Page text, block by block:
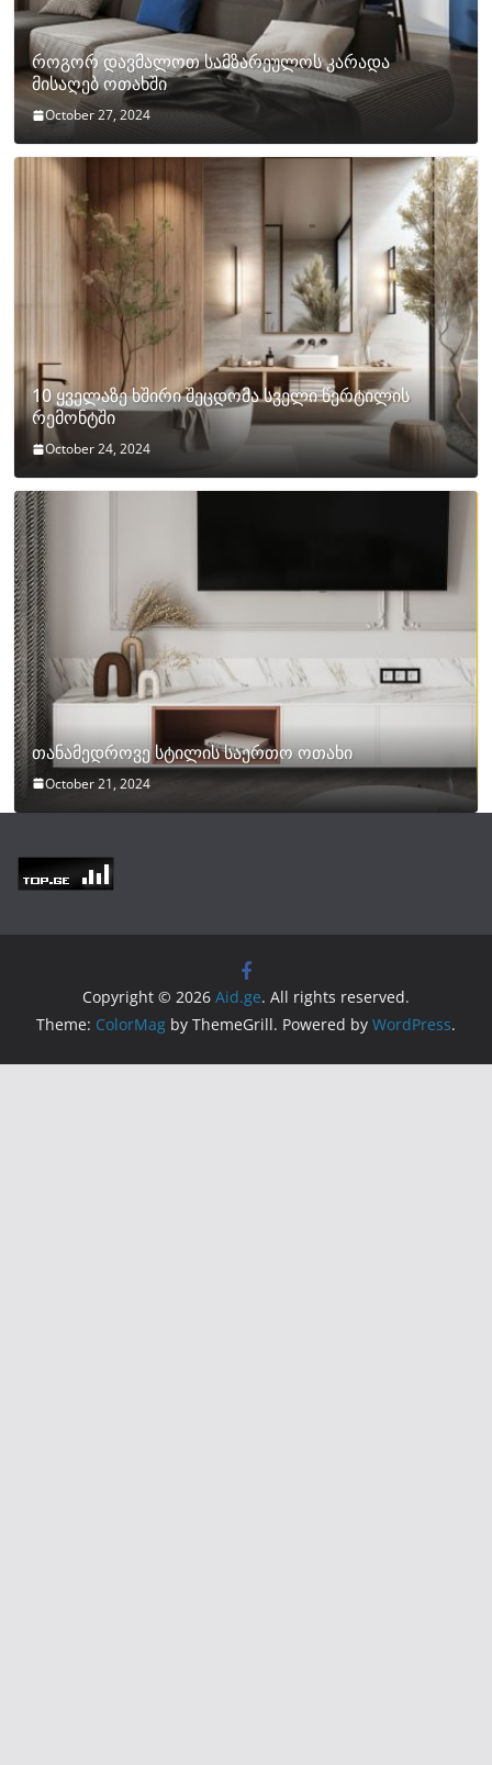
როგორ დავმალოთ სამზარეულოს კარადა
მისაღებ ოთახში
October 27, 2024
10 ყველაზე ხშირი შეცდომა სველი წერტილის
რემონტში
October 24, 2024
თანამედროვე სტილის საერთო ოთახი
October 21, 2024
Copyright © 2026 Aid.ge. All rights reserved.
Theme: ColorMag by ThemeGrill. Powered by WordPress.